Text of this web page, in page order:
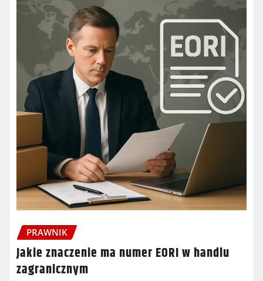
PRAWNIK
Jakie znaczenie ma numer EORI w handlu
zagranicznym